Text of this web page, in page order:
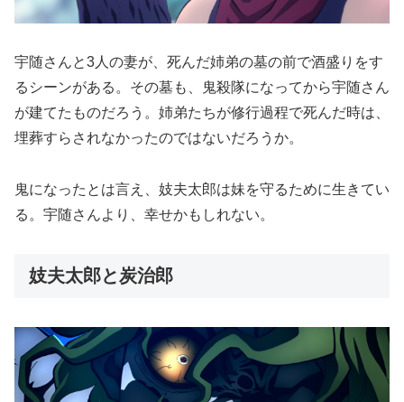
宇随さんと3人の妻が、死んだ姉弟の墓の前で酒盛りをす
るシーンがある。その墓も、鬼殺隊になってから宇随さん
が建てたものだろう。姉弟たちが修行過程で死んだ時は、
埋葬すらされなかったのではないだろうか。
鬼になったとは言え、妓夫太郎は妹を守るために生きてい
る。宇随さんより、幸せかもしれない。
妓夫太郎と炭治郎